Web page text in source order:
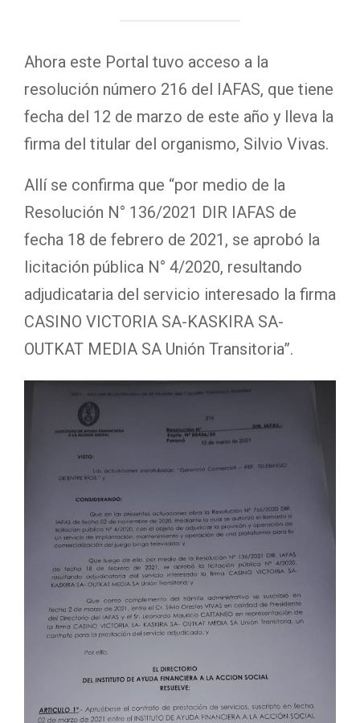
Ahora este Portal tuvo acceso a la
resolución número 216 del IAFAS, que tiene
fecha del 12 de marzo de este año y lleva la
firma del titular del organismo, Silvio Vivas.
Allí se confirma que “por medio de la
Resolución N° 136/2021 DIR IAFAS de
fecha 18 de febrero de 2021, se aprobó la
licitación pública N° 4/2020, resultando
adjudicataria del servicio interesado la firma
CASINO VICTORIA SA-KASKIRA SA-
OUTKAT MEDIA SA Unión Transitoria”.